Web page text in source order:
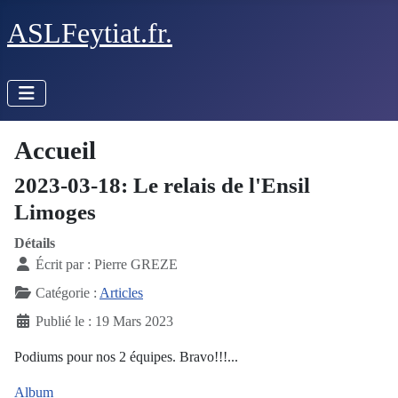
ASLFeytiat.fr.
Accueil
2023-03-18: Le relais de l'Ensil
Limoges
Détails
Écrit par : Pierre GREZE
Catégorie : Articles
Publié le : 19 Mars 2023
Podiums pour nos 2 équipes. Bravo!!!...
Album